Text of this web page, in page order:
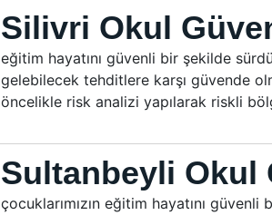
Silivri Okul
eğitim hayatını güvenli bir şekilde
gelebilecek tehditlere karşı güvende
öncelikle risk analizi yapılarak riskli
Sultanbeyli Okul
çocuklarımızın eğitim hayatını